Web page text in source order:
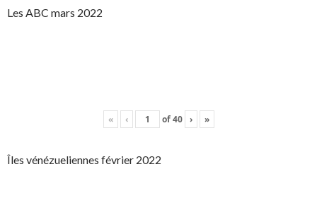
Les ABC mars 2022
« ‹ of40 › »
Îles vénézueliennes février 2022